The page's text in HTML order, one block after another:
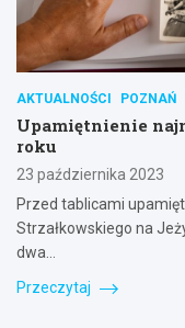
AKTUALNOŚCI POZNAŃ
Upamiętnienie
roku
23 października 2023
Przed tablicami
Strzałkowskiego na
dwa…
Przeczytaj